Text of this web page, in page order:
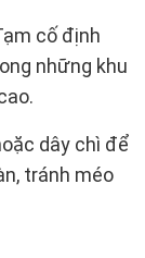
cố định
những khu
dây chì để
tránh méo